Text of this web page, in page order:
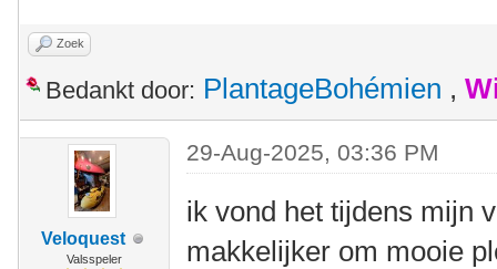
Zoek
Bedankt door: PlantageBohémien ,
Veloquest
Valsspeler
29-Aug-2025, 03:36 PM
ik vond het tijdens mijn
makkelijker om mooie